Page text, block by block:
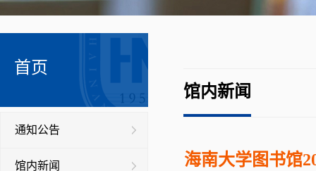
首页
通知公告
馆内新闻
馆内新闻
海南大学图书馆